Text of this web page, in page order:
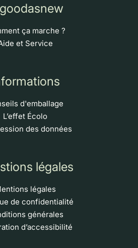
ça marche ?
et Service
d'emballage
L’effet Écolo
des données
légales
légales
de confidentialité
générales
d’accessibilité